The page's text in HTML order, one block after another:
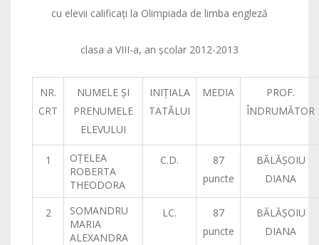
cu elevii calificaţi la Olimpiada de limba engleză
clasa a VIII-a, an şcolar 2012-2013
NR.
CRT
NUMELE ŞI
PRENUMELE
ELEVULUI
INIŢIALA
TATĂLUI
MEDIA
PROF.
ÎNDRUMĂTOR
1
OŢELEA
ROBERTA
THEODORA
C.D.
87
puncte
BĂLĂŞOIU
DIANA
2
SOMANDRU
MARIA
ALEXANDRA
LC.
87
puncte
BĂLĂŞOIU
DIANA